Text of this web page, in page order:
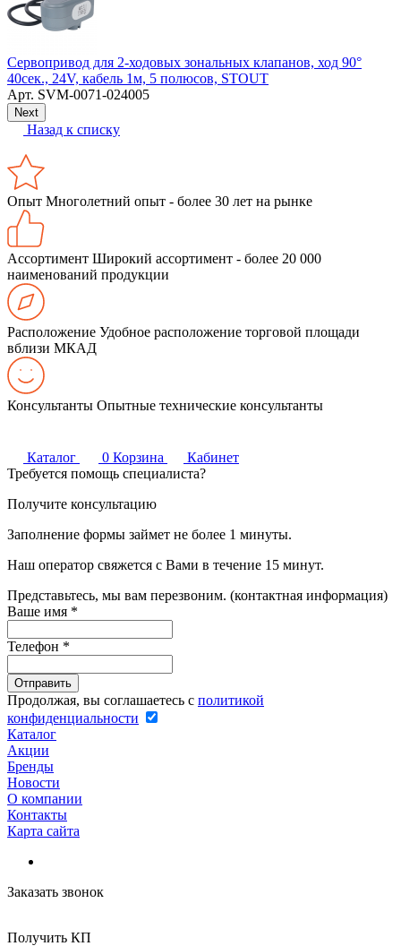
Сервопривод для 2-ходовых зональных клапанов, ход 90°
40сек., 24V, кабель 1м, 5 полюсов, STOUT
Арт. SVM-0071-024005
Next
Назад к списку
Опыт Многолетний опыт - более 30 лет на рынке
Ассортимент Широкий ассортимент - более 20 000
наименований продукции
Расположение Удобное расположение торговой площади
вблизи МКАД
Консультанты Опытные технические консультанты
Каталог 0 Корзина
Кабинет
Требуется помощь специалиста?
Получите консультацию
Заполнение формы займет не более 1 минуты.
Наш оператор свяжется с Вами в течение 15 минут.
Представьтесь, мы вам перезвоним. (контактная информация)
Ваше имя *
Телефон *
Продолжая, вы соглашаетесь с политикой
конфиденциальности
Каталог
Акции
Бренды
Новости
О компании
Контакты
Карта сайта
Заказать звонок
Получить КП